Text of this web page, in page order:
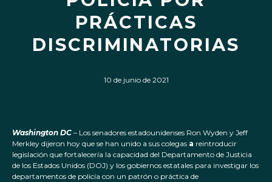
PRÁCTICAS
DISCRIMINATORIAS
10 de junio de 2021
Washington DC – Los senadores estadounidenses Ron Wyden y Jeff
Merkley dijeron hoy que se han unido a sus colegas a reintroducir
legislación que fortalecería la capacidad del Departamento de Justicia
de los Estados Unidos (DOJ) y los gobiernos estatales para investigar los
departamentos de policía con un patrón o práctica de